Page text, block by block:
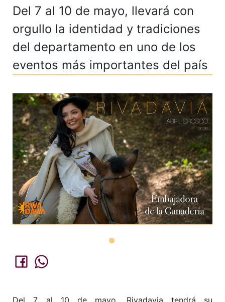
Del 7 al 10 de mayo, llevará con
orgullo la identidad y tradiciones
del departamento en uno de los
eventos más importantes del país
Del 7 al 10 de mayo, Rivadavia tendrá su